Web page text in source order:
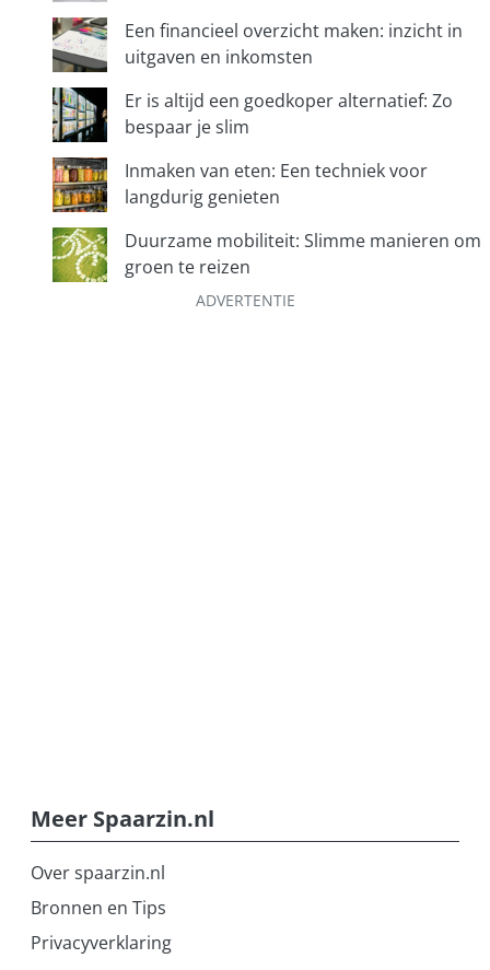
Een financieel overzicht maken: inzicht in
uitgaven en inkomsten
Er is altijd een goedkoper alternatief: Zo
bespaar je slim
Inmaken van eten: Een techniek voor
langdurig genieten
Duurzame mobiliteit: Slimme manieren om
groen te reizen
ADVERTENTIE
Meer Spaarzin.nl
Over spaarzin.nl
Bronnen en Tips
Privacyverklaring